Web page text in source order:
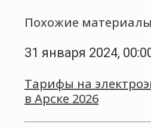
Похожие материалы
31 января 2024,
Тарифы на
в Арске 2026